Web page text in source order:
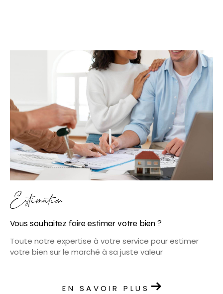
Estimation
Vous souhaitez faire estimer votre bien ?
Toute notre expertise à votre service pour estimer
votre bien sur le marché à sa juste valeur
EN SAVOIR PLUS